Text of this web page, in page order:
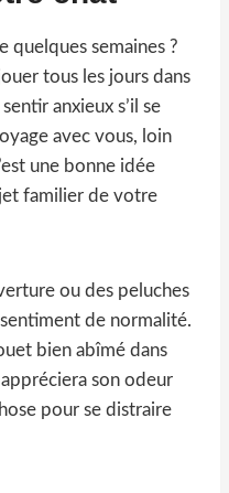
quelques semaines ?
tous les jours dans
anxieux s’il se
avec vous, loin
une bonne idée
familier de votre
ou des peluches
de normalité.
bien abîmé dans
son odeur
pour se distraire